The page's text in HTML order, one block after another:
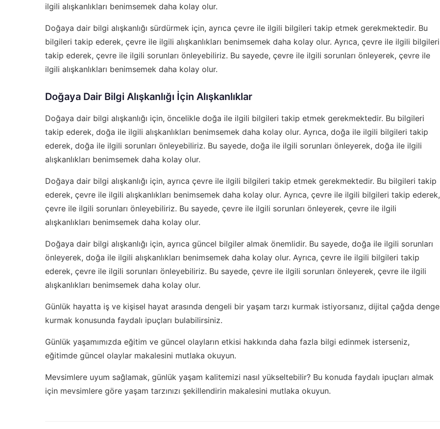
ilgili alışkanlıkları benimsemek daha kolay olur.
Doğaya dair bilgi alışkanlığı sürdürmek için, ayrıca çevre ile ilgili bilgileri takip etmek gerekmektedir. Bu
bilgileri takip ederek, çevre ile ilgili alışkanlıkları benimsemek daha kolay olur. Ayrıca, çevre ile ilgili bilgileri
takip ederek, çevre ile ilgili sorunları önleyebiliriz. Bu sayede, çevre ile ilgili sorunları önleyerek, çevre ile
ilgili alışkanlıkları benimsemek daha kolay olur.
Doğaya Dair Bilgi Alışkanlığı İçin Alışkanlıklar
Doğaya dair bilgi alışkanlığı için, öncelikle doğa ile ilgili bilgileri takip etmek gerekmektedir. Bu bilgileri
takip ederek, doğa ile ilgili alışkanlıkları benimsemek daha kolay olur. Ayrıca, doğa ile ilgili bilgileri takip
ederek, doğa ile ilgili sorunları önleyebiliriz. Bu sayede, doğa ile ilgili sorunları önleyerek, doğa ile ilgili
alışkanlıkları benimsemek daha kolay olur.
Doğaya dair bilgi alışkanlığı için, ayrıca çevre ile ilgili bilgileri takip etmek gerekmektedir. Bu bilgileri takip
ederek, çevre ile ilgili alışkanlıkları benimsemek daha kolay olur. Ayrıca, çevre ile ilgili bilgileri takip ederek,
çevre ile ilgili sorunları önleyebiliriz. Bu sayede, çevre ile ilgili sorunları önleyerek, çevre ile ilgili
alışkanlıkları benimsemek daha kolay olur.
Doğaya dair bilgi alışkanlığı için, ayrıca güncel bilgiler almak önemlidir. Bu sayede, doğa ile ilgili sorunları
önleyerek, doğa ile ilgili alışkanlıkları benimsemek daha kolay olur. Ayrıca, çevre ile ilgili bilgileri takip
ederek, çevre ile ilgili sorunları önleyebiliriz. Bu sayede, çevre ile ilgili sorunları önleyerek, çevre ile ilgili
alışkanlıkları benimsemek daha kolay olur.
Günlük hayatta iş ve kişisel hayat arasında dengeli bir yaşam tarzı kurmak istiyorsanız, dijital çağda denge
kurmak konusunda faydalı ipuçları bulabilirsiniz.
Günlük yaşamımızda eğitim ve güncel olayların etkisi hakkında daha fazla bilgi edinmek isterseniz,
eğitimde güncel olaylar makalesini mutlaka okuyun.
Mevsimlere uyum sağlamak, günlük yaşam kalitemizi nasıl yükseltebilir? Bu konuda faydalı ipuçları almak
için mevsimlere göre yaşam tarzınızı şekillendirin makalesini mutlaka okuyun.